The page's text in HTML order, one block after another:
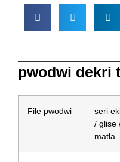
pwodwi dekri
File pwodwi
seri
/ glise
matla